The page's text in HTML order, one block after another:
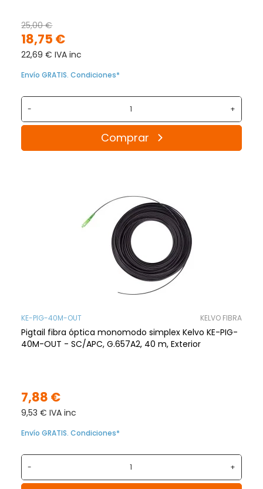
18,75 €
25,00 €
22,69 € IVA inc
Envío GRATIS. Condiciones*
- +
Comprar
KE-PIG-40M-OUT KELVO FIBRA
Pigtail fibra óptica monomodo simplex Kelvo KE-PIG-
40M-OUT - SC/APC, G.657A2, 40 m, Exterior
7,88 €
9,53 € IVA inc
Envío GRATIS. Condiciones*
- +